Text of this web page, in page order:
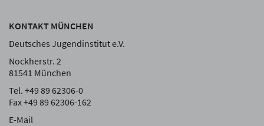
KONTAKT MÜNCHEN
Deutsches Jugendinstitut e.V.
Nockherstr. 2
81541 München
Tel. +49 89 62306-0
Fax +49 89 62306-162
E-Mail